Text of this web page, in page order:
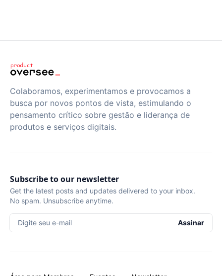
Colaboramos, experimentamos e provocamos a
busca por novos pontos de vista, estimulando o
pensamento crítico sobre gestão e liderança de
produtos e serviços digitais.
Subscribe to our newsletter
Get the latest posts and updates delivered to your inbox.
No spam. Unsubscribe anytime.
Digite seu e-mail Assinar